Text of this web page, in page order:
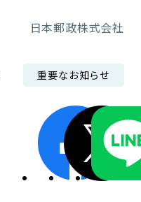
日本郵政株式会社
重要なお知らせ